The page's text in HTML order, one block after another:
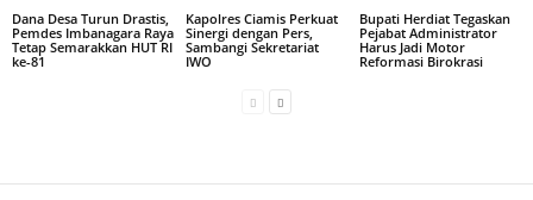
Dana Desa Turun Drastis,
Pemdes Imbanagara Raya
Tetap Semarakkan HUT RI
ke-81
Kapolres Ciamis Perkuat
Sinergi dengan Pers,
Sambangi Sekretariat
IWO
Bupati Herdiat Tegaskan
Pejabat Administrator
Harus Jadi Motor
Reformasi Birokrasi